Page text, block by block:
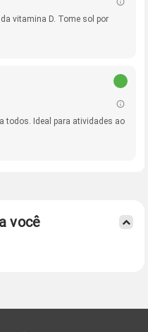
vitamina D. Tome sol por
todos. Ideal para atividades ao
você